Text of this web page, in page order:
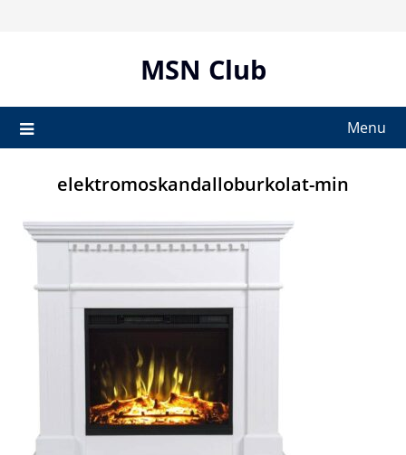
MSN Club
Menu
elektromoskandalloburkolat-min